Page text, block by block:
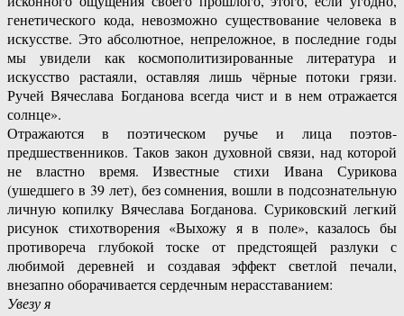
генетического кода, невозможно существование человека в
искусстве. Это абсолютное, непреложное, в последние годы
мы увидели как космополитизированные литература и
искусство растаяли, оставляя лишь чёрные потоки грязи.
Ручей Вячеслава Богданова всегда чист и в нем отражается
солнце».
Отражаются в поэтическом ручье и лица поэтов-
предшественников. Таков закон духовной связи, над которой
не властно время. Известные стихи Ивана Сурикова
(ушедшего в 39 лет), без сомнения, вошли в подсознательную
личную копилку Вячеслава Богданова. Суриковский легкий
рисунок стихотворения «Выхожу я в поле», казалось бы
противореча глубокой тоске от предстоящей разлуки с
любимой деревней и создавая эффект светлой печали,
внезапно оборачивается сердечным нерасставанием:
Увезу я